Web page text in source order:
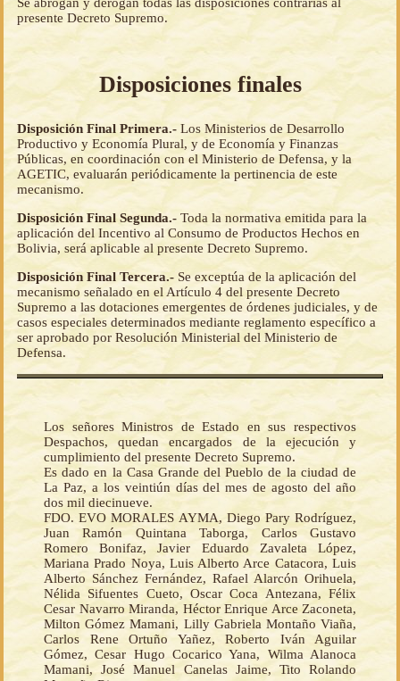
presente Decreto Supremo.
Disposiciones finales
Disposición Final Primera.- Los Ministerios de Desarrollo
Productivo y Economía Plural, y de Economía y Finanzas
Públicas, en coordinación con el Ministerio de Defensa, y la
AGETIC, evaluarán periódicamente la pertinencia de este
mecanismo.
Disposición Final Segunda.- Toda la normativa emitida para la
aplicación del Incentivo al Consumo de Productos Hechos en
Bolivia, será aplicable al presente Decreto Supremo.
Disposición Final Tercera.- Se exceptúa de la aplicación del
mecanismo señalado en el Artículo 4 del presente Decreto
Supremo a las dotaciones emergentes de órdenes judiciales, y de
casos especiales determinados mediante reglamento específico a
ser aprobado por Resolución Ministerial del Ministerio de
Defensa.
Los señores Ministros de Estado en sus respectivos
Despachos, quedan encargados de la ejecución y
cumplimiento del presente Decreto Supremo.
Es dado en la Casa Grande del Pueblo de la ciudad de
La Paz, a los veintiún días del mes de agosto del año
dos mil diecinueve.
FDO. EVO MORALES AYMA, Diego Pary Rodríguez,
Juan Ramón Quintana Taborga, Carlos Gustavo
Romero Bonifaz, Javier Eduardo Zavaleta López,
Mariana Prado Noya, Luis Alberto Arce Catacora, Luis
Alberto Sánchez Fernández, Rafael Alarcón Orihuela,
Nélida Sifuentes Cueto, Oscar Coca Antezana, Félix
Cesar Navarro Miranda, Héctor Enrique Arce Zaconeta,
Milton Gómez Mamani, Lilly Gabriela Montaño Viaña,
Carlos Rene Ortuño Yañez, Roberto Iván Aguilar
Gómez, Cesar Hugo Cocarico Yana, Wilma Alanoca
Mamani, José Manuel Canelas Jaime, Tito Rolando